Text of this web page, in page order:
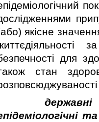
якiсне
для
стан